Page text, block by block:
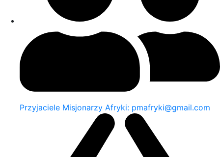
Przyjaciele Misjonarzy Afryki: pmafryki@gmail.com